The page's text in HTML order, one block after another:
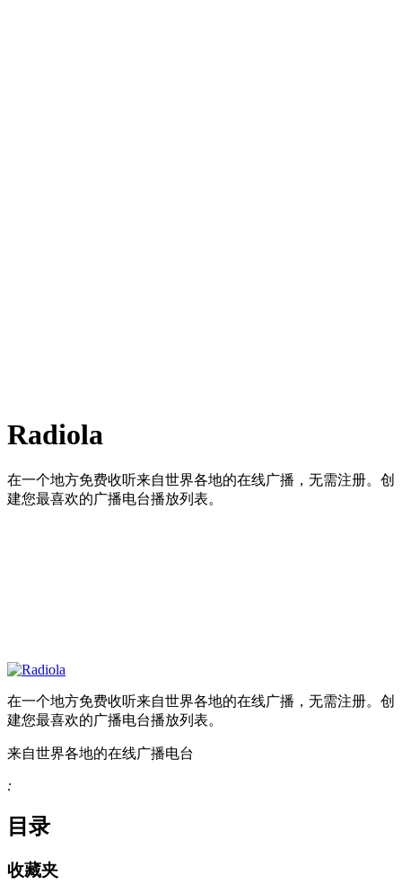
Radiola
在一个地方免费收听来自世界各地的在线广播，无需注册。创
建您最喜欢的广播电台播放列表。
在一个地方免费收听来自世界各地的在线广播，无需注册。创
建您最喜欢的广播电台播放列表。
来自世界各地的在线广播电台
:
目录
收藏夹